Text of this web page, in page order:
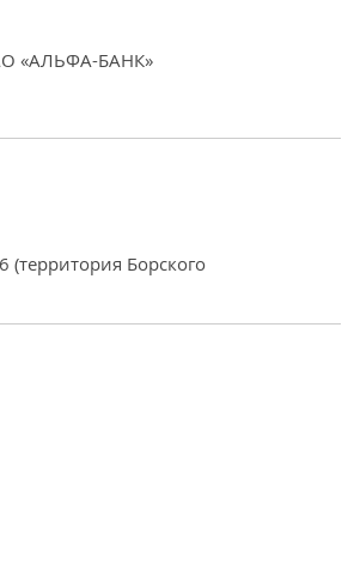
«АЛЬФА-БАНК»
(территория Борского